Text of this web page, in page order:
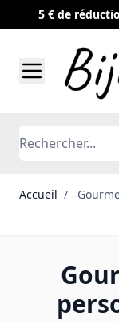
5 € de
Rechercher
Accueil /